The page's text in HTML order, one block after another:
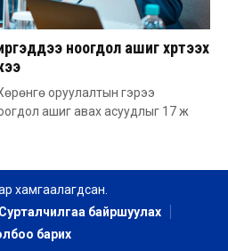
ноогдол ашиг хүртээх
оруулалтын гэрээ
ашиг авах асуудлыг 17 ж
хамгаалагдсан.
Сурталчилгаа байршуулах
барих